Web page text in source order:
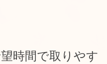
時間で取りやす